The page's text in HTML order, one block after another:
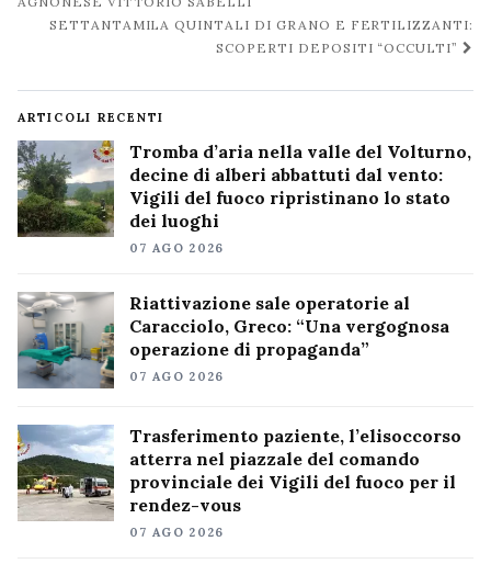
post
SETTANTAMILA QUINTALI DI GRANO E FERTILIZZANTI:
SCOPERTI DEPOSITI “OCCULTI”
ARTICOLI RECENTI
Tromba d’aria nella valle del Volturno,
decine di alberi abbattuti dal vento:
Vigili del fuoco ripristinano lo stato
dei luoghi
07 AGO 2026
Riattivazione sale operatorie al
Caracciolo, Greco: “Una vergognosa
operazione di propaganda”
07 AGO 2026
Trasferimento paziente, l’elisoccorso
atterra nel piazzale del comando
provinciale dei Vigili del fuoco per il
rendez-vous
07 AGO 2026